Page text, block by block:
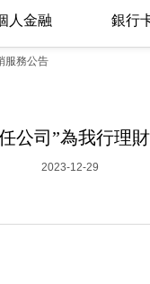
人金融 銀行
服務公告
公司”為我行理
2023-12-29